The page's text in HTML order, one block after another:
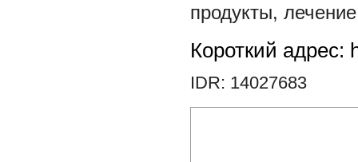
продукты,
Короткий адрес:
IDR: 14027683